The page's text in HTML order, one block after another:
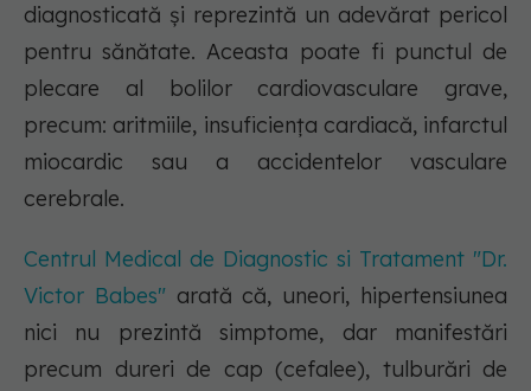
diagnosticată și reprezintă un adevărat pericol
pentru sănătate. Aceasta poate fi punctul de
plecare al bolilor cardiovasculare grave,
precum: aritmiile, insuficiența cardiacă, infarctul
miocardic sau a accidentelor vasculare
cerebrale.
Centrul Medical de Diagnostic si Tratament "Dr.
Victor Babes"arată că, uneori, hipertensiunea
nici nu prezintă simptome, dar manifestări
precum dureri de cap (cefalee), tulburări de